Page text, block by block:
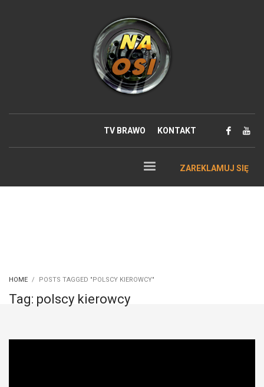
TV BRAWO KONTAKT
ZAREKLAMUJ SIĘ
HOME POSTS TAGGED "POLSCY KIEROWCY"
Tag: polscy kierowcy